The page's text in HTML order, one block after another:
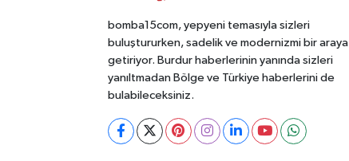
bomba15com, yepyeni temasıyla sizleri
buluştururken, sadelik ve modernizmi bir araya
getiriyor. Burdur haberlerinin yanında sizleri
yanıltmadan Bölge ve Türkiye haberlerini de
bulabileceksiniz.